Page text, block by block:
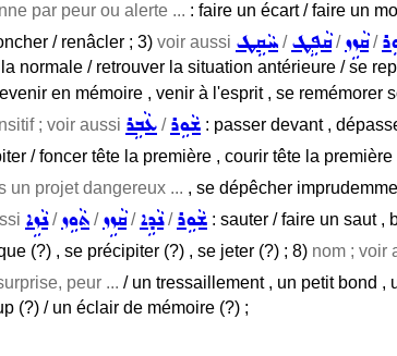
par peur ou alerte ... : faire un écart / faire un
/ renâcler ; 3) voir aussi ܚܵܩܹܛ /ܩܵܦܹܛ/ܩܵܙܹܙ/
normale / retrouver la situation antérieure / se
en mémoire , venir à l'esprit , se remémorer
; voir aussi ܥܵܒܹܪ /ܫܵܘܹܪ : passer devant ,
/ foncer tête la première , courir tête la première
un projet dangereux ... , se dépêcher
ܢܵܙܹܐ/ܬܵܘܹܙ /ܩܵܙܹܙ/ܢܵܕܹܐ/ܫܵܘܹܪ : sauter / faire un saut ,
(?) , se précipiter (?) , se jeter (?) ; 8) nom ; voir
peur ... / un tressaillement , un petit bond ,
(?) / un éclair de mémoire (?) ;